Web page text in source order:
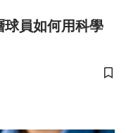
球員如何用科學
儲